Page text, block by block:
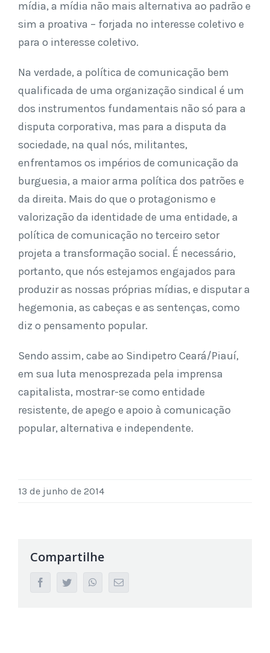
mídia, a mídia não mais alternativa ao padrão e
sim a proativa – forjada no interesse coletivo e
para o interesse coletivo.
Na verdade, a política de comunicação bem
qualificada de uma organização sindical é um
dos instrumentos fundamentais não só para a
disputa corporativa, mas para a disputa da
sociedade, na qual nós, militantes,
enfrentamos os impérios de comunicação da
burguesia, a maior arma política dos patrões e
da direita. Mais do que o protagonismo e
valorização da identidade de uma entidade, a
política de comunicação no terceiro setor
projeta a transformação social. É necessário,
portanto, que nós estejamos engajados para
produzir as nossas próprias mídias, e disputar a
hegemonia, as cabeças e as sentenças, como
diz o pensamento popular.
Sendo assim, cabe ao Sindipetro Ceará/Piauí,
em sua luta menosprezada pela imprensa
capitalista, mostrar-se como entidade
resistente, de apego e apoio à comunicação
popular, alternativa e independente.
13 de junho de 2014
Compartilhe
facebooktwitter whatsappEmail